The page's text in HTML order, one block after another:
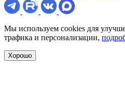
Мы используем cookies для
трафика и персонализации,
Хорошо